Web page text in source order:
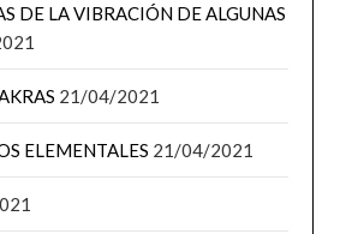
DE LA VIBRACIÓN DE ALGUNAS
21/04/2021
ELEMENTALES 21/04/2021